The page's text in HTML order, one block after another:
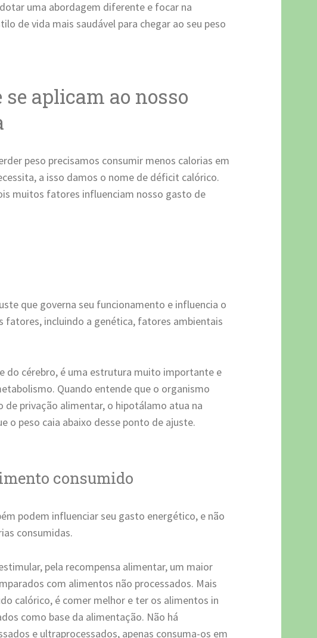
uma abordagem diferente e focar na
de vida mais saudável para chegar ao seu peso
aplicam ao nosso
peso precisamos consumir menos calorias em
a isso damos o nome de déficit calórico.
muitos fatores influenciam nosso gasto de
que governa seu funcionamento e influencia o
fatores, incluindo a genética, fatores ambientais
do cérebro, é uma estrutura muito importante e
Quando entende que o organismo
privação alimentar, o hipotálamo atua na
o peso caia abaixo desse ponto de ajuste.
consumido
podem influenciar seu gasto energético, e não
consumidas.
pela recompensa alimentar, um maior
com alimentos não processados. Mais
calórico, é comer melhor e ter os alimentos in
como base da alimentação. Não há
e ultraprocessados, apenas consuma-os em